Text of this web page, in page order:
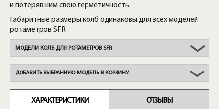
МОДЕЛИ КОЛБ ДЛЯ РОТАМЕТРОВ SFR
и потерявшим свою герметичность.
Габаритные размеры колб одинаковы для всех моделей
ротаметров SFR.
ДОБАВИТЬ ВЫБРАННУЮ МОДЕЛЬ В КОРЗИНУ
ХАРАКТЕРИСТИКИ ОТЗЫВЫ